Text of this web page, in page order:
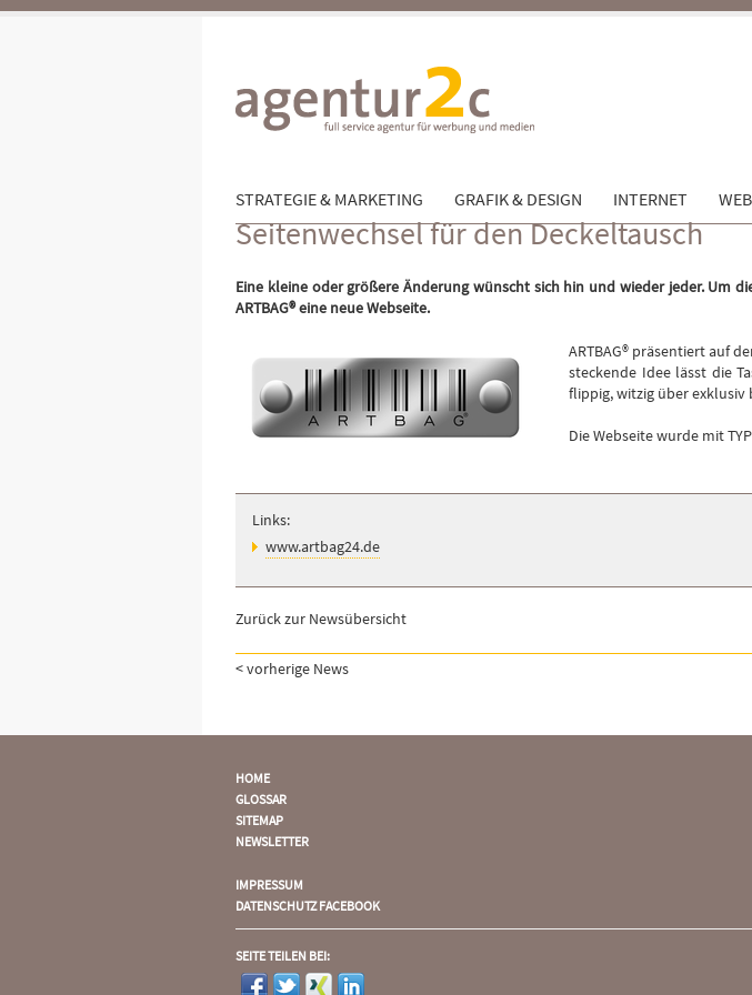
STRATEGIE & MARKETING GRAFIK & DESIGN INTERNET
Seitenwechsel für den Deckeltausch
Eine kleine oder größere Änderung wünscht sich hin und wieder jeder. Um
ARTBAG® eine neue Webseite.
ARTBAG® präsentiert auf
steckende Idee lässt die
flippig, witzig über exklusiv
Die Webseite wurde mit
Links:
www.artbag24.de
Zurück zur Newsübersicht
< vorherige News
HOME
GLOSSAR
SITEMAP
NEWSLETTER
IMPRESSUM
DATENSCHUTZ FACEBOOK
SEITE TEILEN BEI: